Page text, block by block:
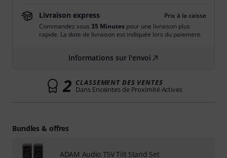
Livraison express
Prix à la caisse
Commandez sous 35 Minutes pour une livraison plus
rapide. La date de livraison est indiquée lors du paiement.
Informations sur l'envoi
2 CLASSEMENT DES VENTES
Dans Enceintes de Proximité Actives
Bundles & offres
ADAM Audio T5V Tilt Stand Set